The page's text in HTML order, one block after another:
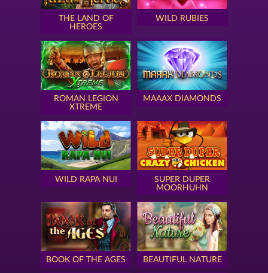
THE LAND OF
HEROES
WILD RUBIES
ROMAN LEGION
XTREME
MAAAX DIAMONDS
WILD RAPA NUI
SUPER DUPER
MOORHUHN
BOOK OF THE AGES BEAUTIFUL NATURE